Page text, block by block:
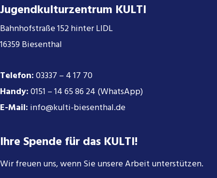
Jugendkulturzentrum KULTI
Bahnhofstraße 152 hinter LIDL
16359 Biesenthal
Telefon:03337 – 4 17 70
Handy:0151 – 14 65 86 24 (WhatsApp)
E-Mail: info@kulti-biesenthal.de
Ihre Spende für das KULTI!
Wir freuen uns, wenn Sie unsere Arbeit unterstützen.